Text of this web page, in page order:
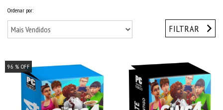
Ordenar por:
FILTRAR
96 % OFF